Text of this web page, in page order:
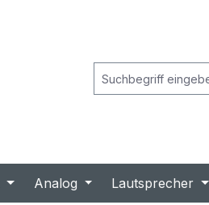
Analog Lautsprecher